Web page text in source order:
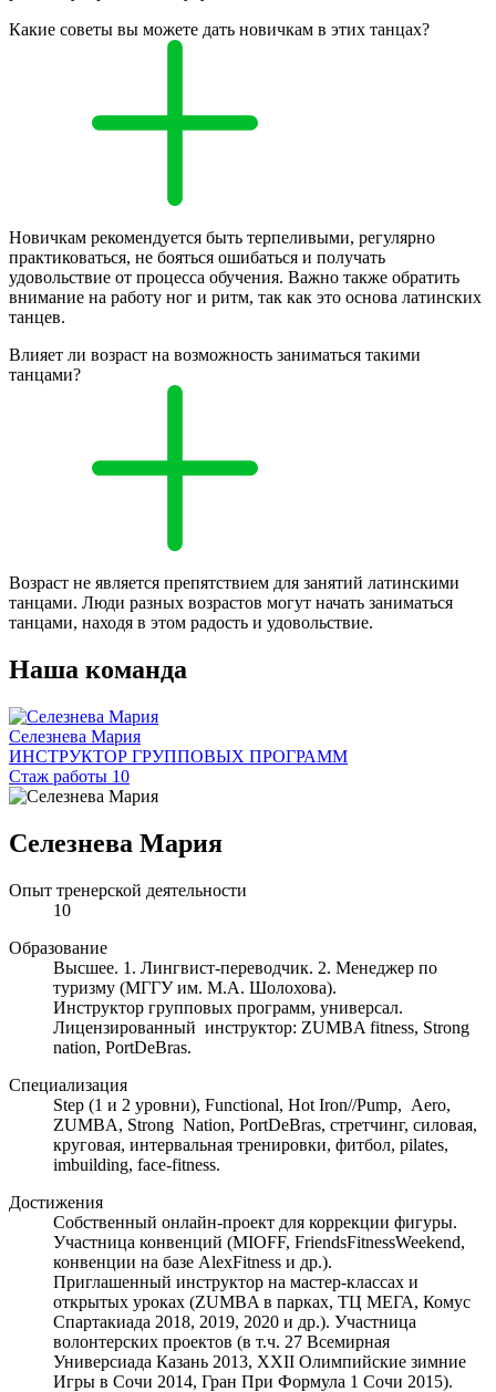
Какие советы вы можете дать новичкам в этих танцах?
Новичкам рекомендуется быть терпеливыми, регулярно
практиковаться, не бояться ошибаться и получать
удовольствие от процесса обучения. Важно также обратить
внимание на работу ног и ритм, так как это основа латинских
танцев.
Влияет ли возраст на возможность заниматься такими
танцами?
Возраст не является препятствием для занятий латинскими
танцами. Люди разных возрастов могут начать заниматься
танцами, находя в этом радость и удовольствие.
Наша команда
Селезнева Мария
ИНСТРУКТОР ГРУППОВЫХ ПРОГРАММ
Стаж работы 10
Селезнева Мария
Опыт тренерской деятельности
10
Образование
Высшее. 1. Лингвист-переводчик. 2. Менеджер по
туризму (МГГУ им. М.А. Шолохова).
Инструктор групповых программ, универсал.
Лицензированный инструктор: ZUMBA fitness, Strong
nation, PortDeBras.
Специализация
Step (1 и 2 уровни), Functional, Hot Iron//Pump, Aero,
ZUMBA, Strong Nation, PortDeBras, стретчинг, силовая,
круговая, интервальная тренировки, фитбол, pilates,
imbuilding, face-fitness.
Достижения
Собственный онлайн-проект для коррекции фигуры.
Участница конвенций (MIOFF, FriendsFitnessWeekend,
конвенции на базе AlexFitness и др.).
Приглашенный инструктор на мастер-классах и
открытых уроках (ZUMBA в парках, ТЦ МЕГА, Комус
Спартакиада 2018, 2019, 2020 и др.). Участница
волонтерских проектов (в т.ч. 27 Всемирная
Универсиада Казань 2013, XXII Олимпийские зимние
Игры в Сочи 2014, Гран При Формула 1 Сочи 2015).